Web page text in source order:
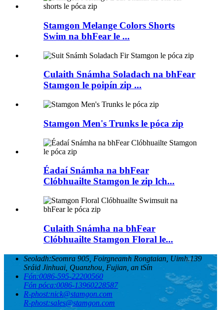
Stamgon Melange Colors Shorts
Swim na bhFear le ...
Culaith Snámha Soladach na bhFear
Stamgon le poipín zip ...
Stamgon Men's Trunks le póca zip
Éadaí Snámha na bhFear
Clóbhuailte Stamgon le zip lch...
Culaith Snámha na bhFear
Clóbhuailte Stamgon Floral le...
Seoladh:Seomra 905, Foirgneamh Rongtaian, Uimh.139
Sráid Jinhuai, Quanzhou, Fujian, an tSín
Fón:0086-595-22200560
Fón póca:0086-13960228587
R-phost:nick@stamgon.com
R-phost:sales@stamgon.com